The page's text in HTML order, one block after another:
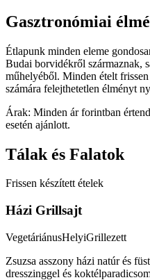
Gasztronómiai
Étlapunk minden eleme
Budai borvidékről származnak,
műhelyéből. Minden ételt
számára felejthetetlen élményt
Árak: Minden ár forintban
esetén ajánlott.
Tálak és Falatok
Frissen készített ételek
Házi Grillsajt
VegetáriánusHelyiGrillezett
Zsuzsa asszony házi natúr és
dresszinggel és